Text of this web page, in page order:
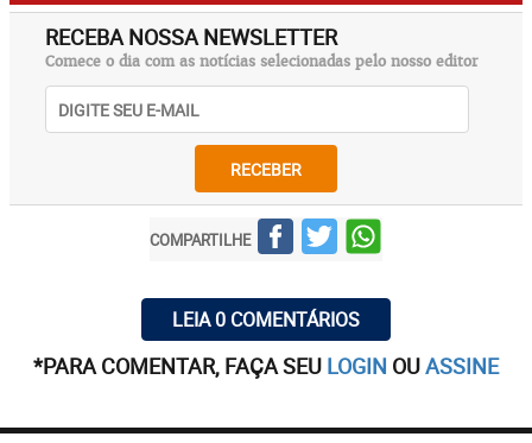
RECEBA NOSSA NEWSLETTER
Comece o dia com as notícias selecionadas pelo nosso editor
RECEBER
COMPARTILHE
LEIA 0 COMENTÁRIOS
*PARA COMENTAR, FAÇA SEU LOGIN OUASSINE